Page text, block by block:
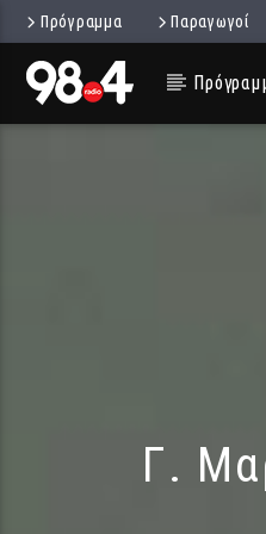
Πρόγραμμα Παραγωγοί
Γ.